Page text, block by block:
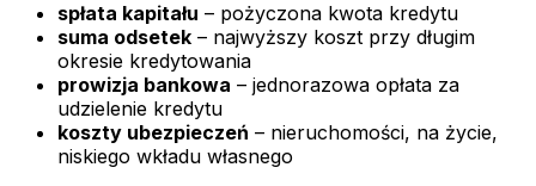
spłata kapitału – pożyczona kwota kredytu
suma odsetek – najwyższy koszt przy długim
okresie kredytowania
prowizja bankowa – jednorazowa opłata za
udzielenie kredytu
koszty ubezpieczeń – nieruchomości, na życie,
niskiego wkładu własnego